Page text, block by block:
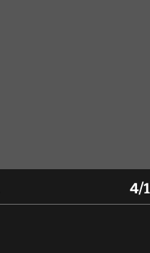
4/